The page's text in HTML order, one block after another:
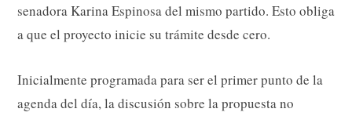
senadora Karina Espinosa del mismo partido. Esto obliga
a que el proyecto inicie su trámite desde cero.
Inicialmente programada para ser el primer punto de la
agenda del día, la discusión sobre la propuesta no